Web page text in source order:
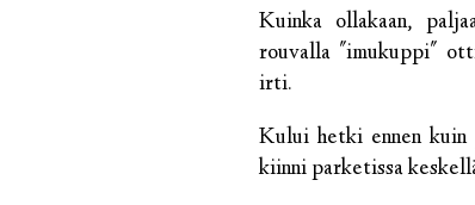
Kuinka ollakaan,
rouvalla "imukuppi"
irti.
Kului hetki ennen kuin
kiinni parketissa